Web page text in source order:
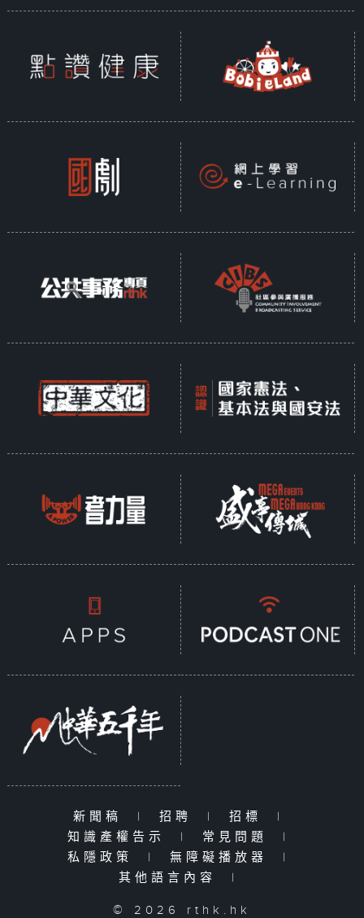
新聞稿 | 招聘 | 招標
|
知識產權告示
| 常見問題
|
私隱政策
| 無障礙播放器
|
其他語言內容
|
© 2026 rthk.hk